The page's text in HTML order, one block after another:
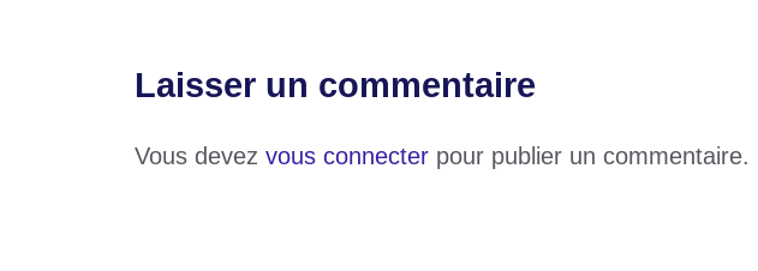
Laisser un commentaire
Vous devez vous connecter pour publier un commentaire.